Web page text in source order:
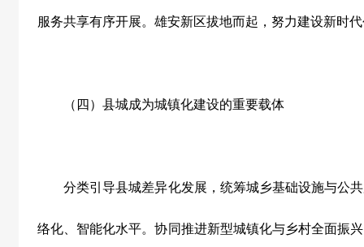
服务共享有序开展。雄安新区拔地而起，努力建设新时
（四）县城成为城镇化建设的重要载体
分类引导县城差异化发展，统筹城乡基础设施与公共
络化、智能化水平。协同推进新型城镇化与乡村全面振